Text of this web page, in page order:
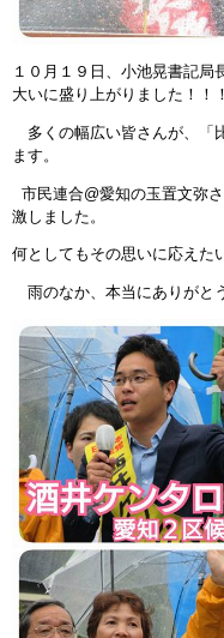
１０月１９日、小池晃書記局
大いに盛り上がりました！！
多くの幅広い皆さんが、「
ます。
市民連合@愛知の玉置文弥
激しました。
何としてもその思いに応えた
雨のなか、本当にありがと